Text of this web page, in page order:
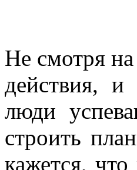
Не смотря
действия,
люди
строить
кажется,